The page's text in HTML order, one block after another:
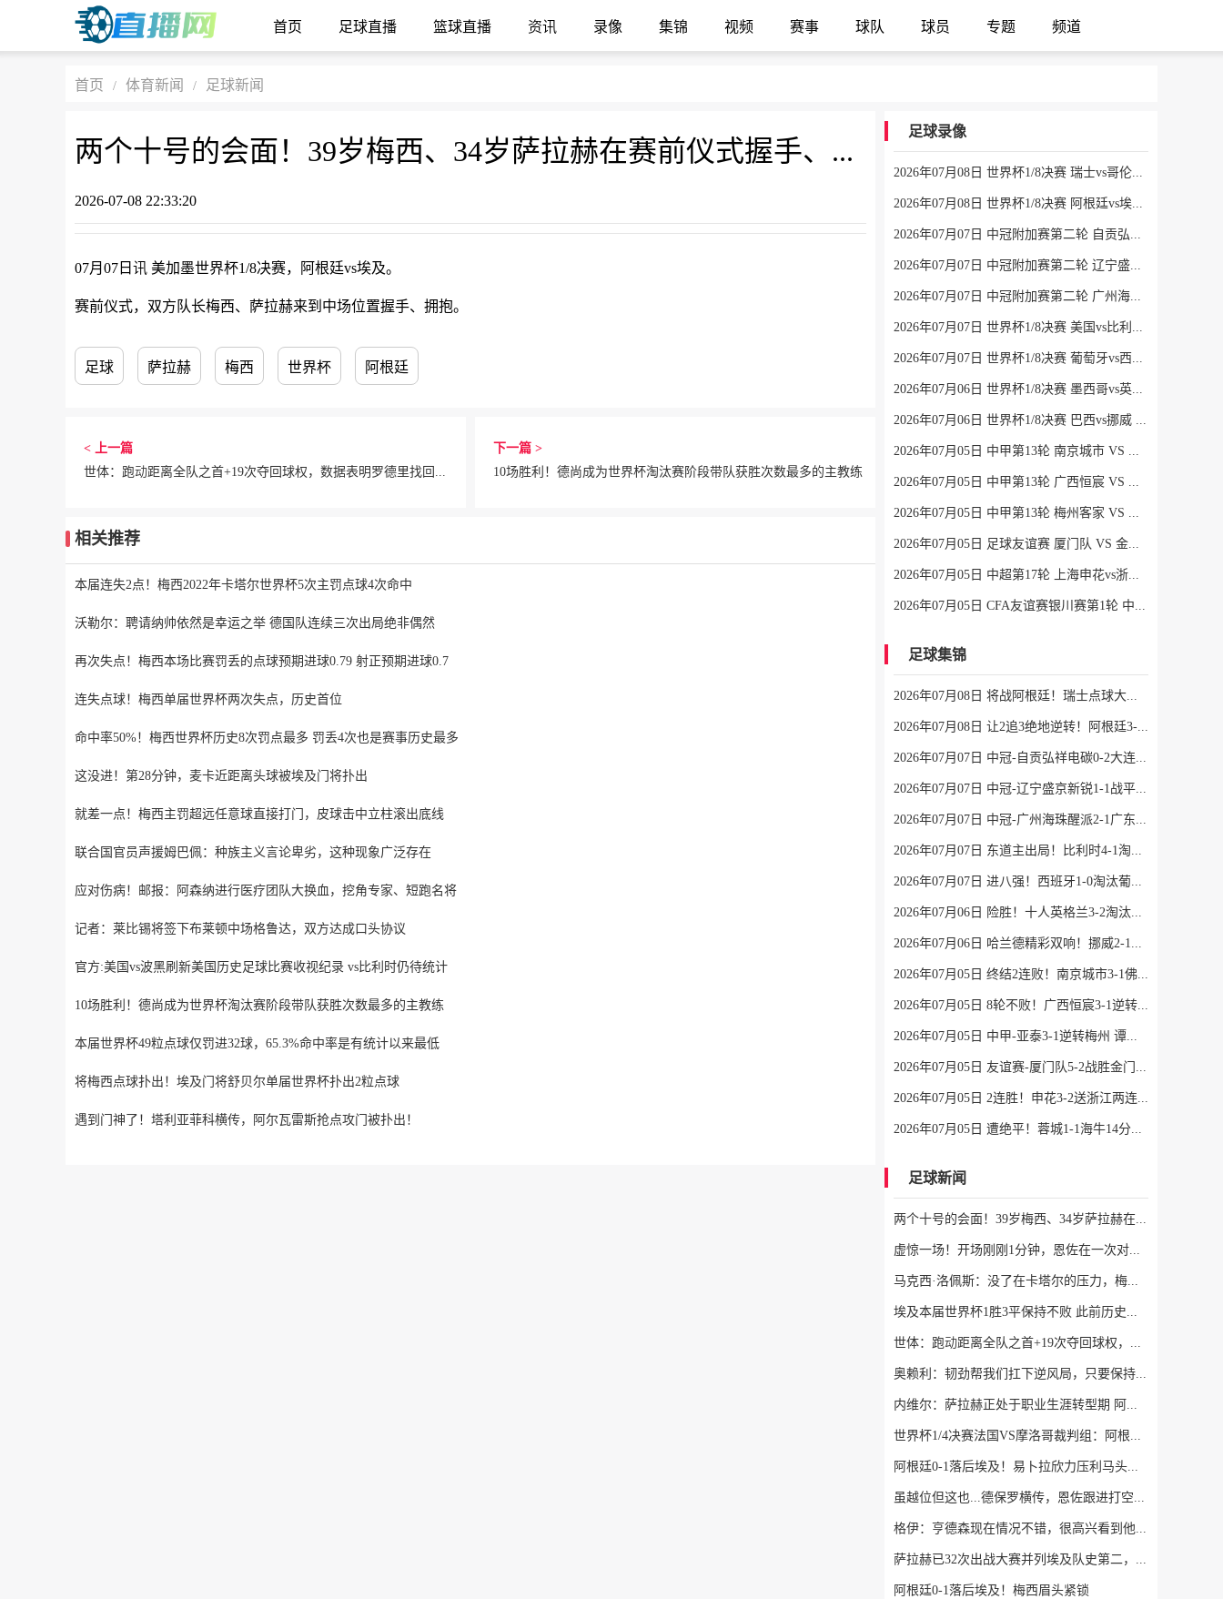
首页 足球直播 篮球直播 资讯 录像 集锦 视频 赛事 球队 球员 专题 频道
首页 / 体育新闻 / 足球新闻
两个十号的会面！39岁梅西、34岁萨拉赫在赛前仪式握手、拥抱
2026-07-08 22:33:20
07月07日讯 美加墨世界杯1/8决赛，阿根廷vs埃及。
赛前仪式，双方队长梅西、萨拉赫来到中场位置握手、拥抱。
足球 萨拉赫 梅西 世界杯 阿根廷
< 上一篇
世体：跑动距离全队之首+19次夺回球权，数据表明罗德里找回状态
下一篇 >
10场胜利！德尚成为世界杯淘汰赛阶段带队获胜次数最多的主教练
相关推荐
本届连失2点！梅西2022年卡塔尔世界杯5次主罚点球4次命中
沃勒尔：聘请纳帅依然是幸运之举 德国队连续三次出局绝非偶然
再次失点！梅西本场比赛罚丢的点球预期进球0.79 射正预期进球0.7
连失点球！梅西单届世界杯两次失点，历史首位
命中率50%！梅西世界杯历史8次罚点最多 罚丢4次也是赛事历史最多
这没进！第28分钟，麦卡近距离头球被埃及门将扑出
就差一点！梅西主罚超远任意球直接打门，皮球击中立柱滚出底线
联合国官员声援姆巴佩：种族主义言论卑劣，这种现象广泛存在
应对伤病！邮报：阿森纳进行医疗团队大换血，挖角专家、短跑名将
记者：莱比锡将签下布莱顿中场格鲁达，双方达成口头协议
官方:美国vs波黑刷新美国历史足球比赛收视纪录 vs比利时仍待统计
10场胜利！德尚成为世界杯淘汰赛阶段带队获胜次数最多的主教练
本届世界杯49粒点球仅罚进32球，65.3%命中率是有统计以来最低
将梅西点球扑出！埃及门将舒贝尔单届世界杯扑出2粒点球
遇到门神了！塔利亚菲科横传，阿尔瓦雷斯抢点攻门被扑出！
足球录像
2026年07月08日 世界杯1/8决赛 瑞士vs哥伦比亚 全场录像
2026年07月08日 世界杯1/8决赛 阿根廷vs埃及 全场录像
2026年07月07日 中冠附加赛第二轮 自贡弘祥电碳 VS 大连聚惺晟恒 全场录像
2026年07月07日 中冠附加赛第二轮 辽宁盛京新锐 VS 上海泽天 全场录像
2026年07月07日 中冠附加赛第二轮 广州海珠醒派 VS 吴川青年 全场录像
2026年07月07日 世界杯1/8决赛 美国vs比利时 全场录像
2026年07月07日 世界杯1/8决赛 葡萄牙vs西班牙 全场录像
2026年07月06日 世界杯1/8决赛 墨西哥vs英格兰 全场录像
2026年07月06日 世界杯1/8决赛 巴西vs挪威 全场录像
2026年07月05日 中甲第13轮 南京城市 VS 佛山南狮 全场录像
2026年07月05日 中甲第13轮 广西恒宸 VS 大连鲲城 全场录像
2026年07月05日 中甲第13轮 梅州客家 VS 长春亚泰 全场录像
2026年07月05日 足球友谊赛 厦门队 VS 金门队 全场录像
2026年07月05日 中超第17轮 上海申花vs浙江 全场录像
2026年07月05日 CFA友谊赛银川赛第1轮 中国男足U17vs澳大利亚U17 全场录像
足球集锦
2026年07月08日 将战阿根廷！瑞士点球大战4-3淘汰哥伦比亚 D·桑切斯、库乔失点
2026年07月08日 让2追3绝地逆转！阿根廷3-2绝杀埃及进8强 梅西传射+失点恩佐绝杀
2026年07月07日 中冠-自贡弘祥电碳0-2大连聚惺晟恒 马灿杰破门
2026年07月07日 中冠-辽宁盛京新锐1-1战平上海泽天 双方握手言和
2026年07月07日 中冠-广州海珠醒派2-1广东吴川青年 黎宇扬梅开二度
2026年07月07日 东道主出局！比利时4-1淘汰美国 CDK2射1传 巴洛贡补时被换下
2026年07月07日 进八强！西班牙1-0淘汰葡萄牙 梅里诺91分钟绝杀41岁C罗最后一舞
2026年07月06日 险胜！十人英格兰3-2淘汰墨西哥 贝林双响凯恩点射+送点宽萨直红
2026年07月06日 哈兰德精彩双响！挪威2-1淘汰五星巴西 内马尔点射吉马良斯失点
2026年07月05日 终结2连败！南京城市3-1佛山南狮 恩戈姆建功朱启文双响
2026年07月05日 8轮不败！广西恒宸3-1逆转大连鲲城 姆博双响拉普辛造两球+失点
2026年07月05日 中甲-亚泰3-1逆转梅州 谭龙破门范厚泰造余炜廉乌龙 梅州仍旧垫底
2026年07月05日 友谊赛-厦门队5-2战胜金门队 厦门队五人破门林世捷造王梓岩乌龙
2026年07月05日 2连胜！申花3-2送浙江两连败 37岁吴曦双响拉唐点射 王钰栋破门
2026年07月05日 遭绝平！蓉城1-1海牛14分领跑 杨明洋建功杨聪救主 海牛仍倒数第3
足球新闻
两个十号的会面！39岁梅西、34岁萨拉赫在赛前仪式握手、拥抱
虚惊一场！开场刚刚1分钟，恩佐在一次对抗后捂着膝盖痛苦倒地
马克西·洛佩斯：没了在卡塔尔的压力，梅西正享受比赛且内心快乐
埃及本届世界杯1胜3平保持不败 此前历史仅4支非洲球队能打进八强
世体：跑动距离全队之首+19次夺回球权，数据表明罗德里找回状态
奥赖利：韧劲帮我们扛下逆风局，只要保持这种斗志没人能阻挡我们
内维尔：萨拉赫正处于职业生涯转型期 阿根廷有良好的化学反应
世界杯1/4决赛法国VS摩洛哥裁判组：阿根廷裁判法昆多·特略主哨
阿根廷0-1落后埃及！易卜拉欣力压利马头球破门，阿提亚助攻
虽越位但这也...德保罗横传，恩佐跟进打空门直接偏出
格伊：亨德森现在情况不错，很高兴看到他走在迅速康复的路上
萨拉赫已32次出战大赛并列埃及队史第二，仅次于队友特雷泽盖
阿根廷0-1落后埃及！梅西眉头紧锁